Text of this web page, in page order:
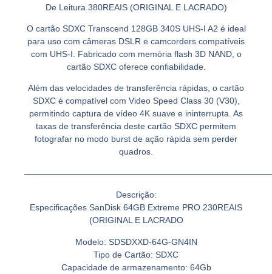
De Leitura 380REAIS (ORIGINAL E LACRADO)
O cartão SDXC Transcend 128GB 340S UHS-I A2 é ideal
para uso com câmeras DSLR e camcorders compatíveis
com UHS-I. Fabricado com memória flash 3D NAND, o
cartão SDXC oferece confiabilidade.
Além das velocidades de transferência rápidas, o cartão
SDXC é compatível com Video Speed Class 30 (V30),
permitindo captura de vídeo 4K suave e ininterrupta. As
taxas de transferência deste cartão SDXC permitem
fotografar no modo burst de ação rápida sem perder
quadros.
Descrição:
Especificações SanDisk 64GB Extreme PRO 230REAIS
(ORIGINAL E LACRADO
Modelo: SDSDXXD-64G-GN4IN
Tipo de Cartão: SDXC
Capacidade de armazenamento: 64Gb